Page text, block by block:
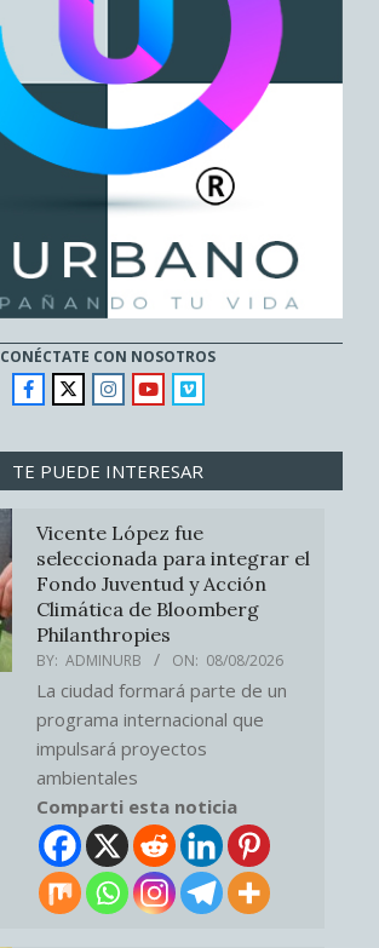
CONÉCTATE CON NOSOTROS
TE PUEDE INTERESAR
Vicente López fue
seleccionada para integrar el
Fondo Juventud y Acción
Climática de Bloomberg
Philanthropies
BY: ADMINURB ON: 08/08/2026
La ciudad formará parte de un
programa internacional que
impulsará proyectos
ambientales
Comparti esta noticia